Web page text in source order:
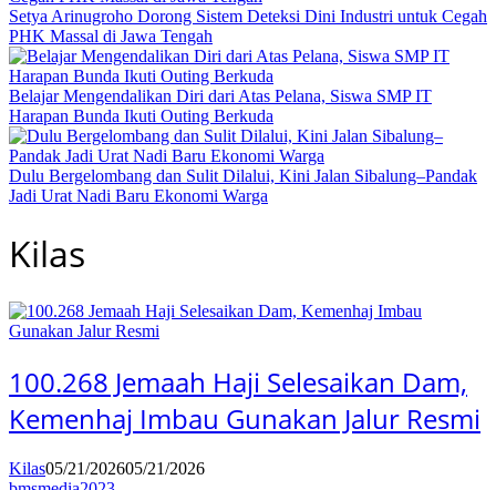
Setya Arinugroho Dorong Sistem Deteksi Dini Industri untuk Cegah
PHK Massal di Jawa Tengah
Belajar Mengendalikan Diri dari Atas Pelana, Siswa SMP IT
Harapan Bunda Ikuti Outing Berkuda
Dulu Bergelombang dan Sulit Dilalui, Kini Jalan Sibalung–Pandak
Jadi Urat Nadi Baru Ekonomi Warga
Kilas
100.268 Jemaah Haji Selesaikan Dam,
Kemenhaj Imbau Gunakan Jalur Resmi
Kilas05/21/202605/21/2026